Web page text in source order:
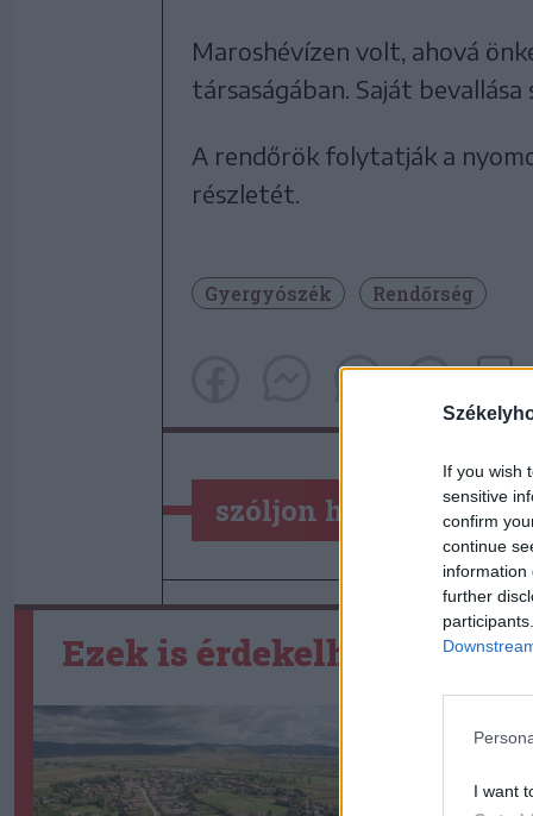
If you wish
sensitive
confirm
continue
information
further
I want
Maroshévízen volt, ahová
társaságában. Saját
A rendőrök folytatják a
részletét.
Gyergyószék Rendőrség
szóljon hozzá!
Ezek is érdekelhetik